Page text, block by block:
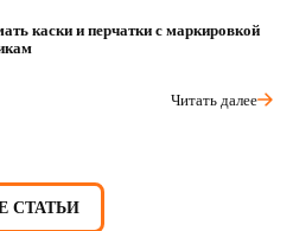
каски и перчатки с маркировкой
Читать далее
СТАТЬИ